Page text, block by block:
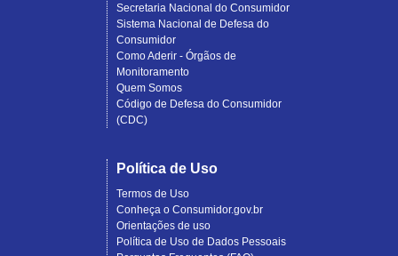
Secretaria Nacional do Consumidor
Sistema Nacional de Defesa do
Consumidor
Como Aderir - Órgãos de
Monitoramento
Quem Somos
Código de Defesa do Consumidor
(CDC)
Política de Uso
Termos de Uso
Conheça o Consumidor.gov.br
Orientações de uso
Política de Uso de Dados Pessoais